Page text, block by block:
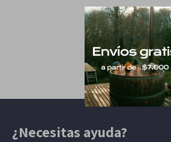
¿Necesitas ayuda?